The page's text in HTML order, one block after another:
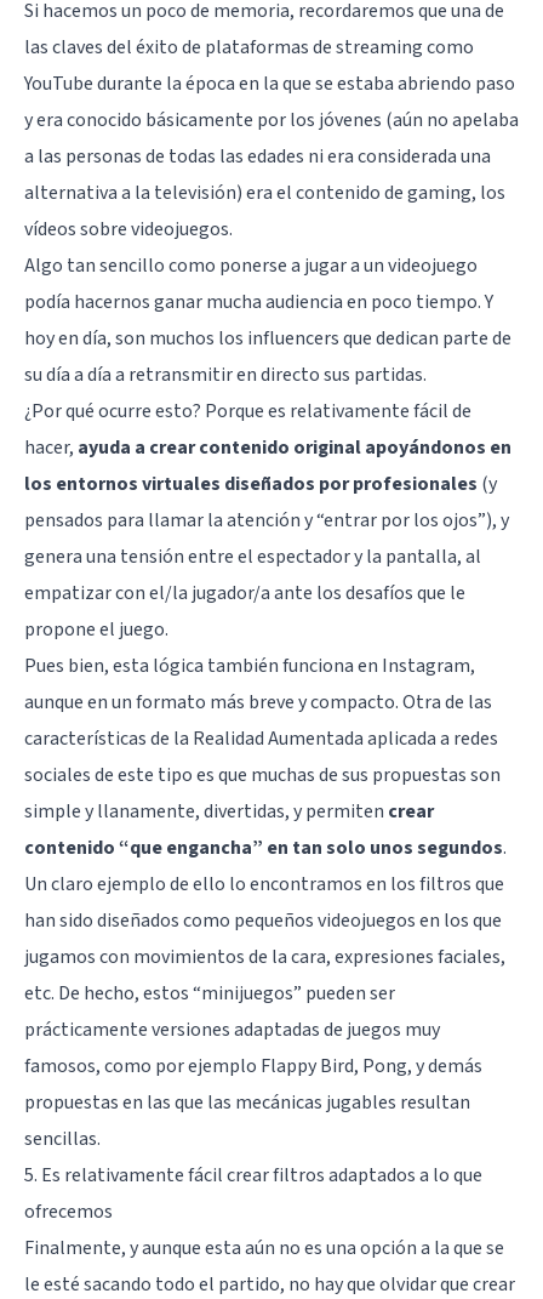
Si hacemos un poco de memoria, recordaremos que una de
las claves del éxito de plataformas de streaming como
YouTube durante la época en la que se estaba abriendo paso
y era conocido básicamente por los jóvenes (aún no apelaba
a las personas de todas las edades ni era considerada una
alternativa a la televisión) era el contenido de gaming, los
vídeos sobre videojuegos.
Algo tan sencillo como ponerse a jugar a un videojuego
podía hacernos ganar mucha audiencia en poco tiempo. Y
hoy en día, son muchos los influencers que dedican parte de
su día a día a retransmitir en directo sus partidas.
¿Por qué ocurre esto? Porque es relativamente fácil de
hacer, ayuda a crear contenido original apoyándonos en
los entornos virtuales diseñados por profesionales (y
pensados para llamar la atención y “entrar por los ojos”), y
genera una tensión entre el espectador y la pantalla, al
empatizar con el/la jugador/a ante los desafíos que le
propone el juego.
Pues bien, esta lógica también funciona en Instagram,
aunque en un formato más breve y compacto. Otra de las
características de la Realidad Aumentada aplicada a redes
sociales de este tipo es que muchas de sus propuestas son
simple y llanamente, divertidas, y permiten crear
contenido “que engancha” en tan solo unos segundos.
Un claro ejemplo de ello lo encontramos en los filtros que
han sido diseñados como pequeños videojuegos en los que
jugamos con movimientos de la cara, expresiones faciales,
etc. De hecho, estos “minijuegos” pueden ser
prácticamente versiones adaptadas de juegos muy
famosos, como por ejemplo Flappy Bird, Pong, y demás
propuestas en las que las mecánicas jugables resultan
sencillas.
5. Es relativamente fácil crear filtros adaptados a lo que
ofrecemos
Finalmente, y aunque esta aún no es una opción a la que se
le esté sacando todo el partido, no hay que olvidar que crear